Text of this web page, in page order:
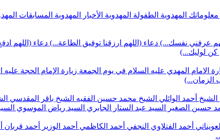
معلوماتك المهدوية الطفولة المهدوية الأخبار المهدوية المسابقات
عرفني نفسك...) دعاء (اللهم ارزقنا توفيق الطاعة...) دعاء (اللهم
كن لوليك...)
الامام المهدي عليه السلام في يوم الجمعة زيارة الإمام الحجة عليه
الزمان...)
الشيخ أحمد الوائلي الشيخ محمد حسين الفقيه الشيخ باقر المقدسي
حسين الصغير السيد عبد الستار الجابري السيد رياض الموسوي
أحمد الفتلاوي النجفي أحمد الكاظمي أحمد الوزير أحمد قربان